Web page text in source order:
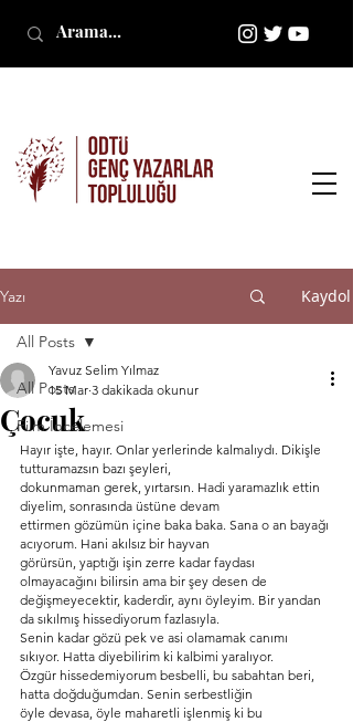
Yazı Kaydol
All Posts
Film İncelemesi
All Posts
Çocuk
Yavuz Selim Yılmaz
15 Mar 3 dakikada okunur
Hayır işte, hayır. Onlar yerlerinde kalmalıydı. Dikişle
tutturamazsın bazı şeyleri,
dokunmaman gerek, yırtarsın. Hadi yaramazlık ettin
diyelim, sonrasında üstüne devam
ettirmen gözümün içine baka baka. Sana o an bayağı
acıyorum. Hani akılsız bir hayvan
görürsün, yaptığı işin zerre kadar faydası
olmayacağını bilirsin ama bir şey desen de
değişmeyecektir, kaderdir, aynı öyleyim. Bir yandan
da sıkılmış hissediyorum fazlasıyla.
Senin kadar gözü pek ve asi olamamak canımı
sıkıyor. Hatta diyebilirim ki kalbimi yaralıyor.
Özgür hissedemiyorum besbelli, bu sabahtan beri,
hatta doğduğumdan. Senin serbestliğin
öyle devasa, öyle maharetli işlenmiş ki bu